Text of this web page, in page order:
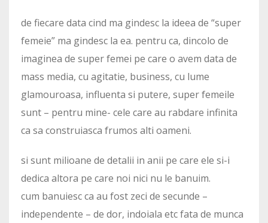
de fiecare data cind ma gindesc la ideea de “super
femeie” ma gindesc la ea. pentru ca, dincolo de
imaginea de super femei pe care o avem data de
mass media, cu agitatie, business, cu lume
glamouroasa, influenta si putere, super femeile
sunt – pentru mine- cele care au rabdare infinita
ca sa construiasca frumos alti oameni.
si sunt milioane de detalii in anii pe care ele si-i
dedica altora pe care noi nici nu le banuim.
cum banuiesc ca au fost zeci de secunde –
independente – de dor, indoiala etc fata de munca